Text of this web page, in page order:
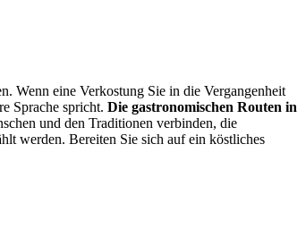
Wenn eine Verkostung Sie in die Vergangenheit
Sprache spricht. Die gastronomischen Routen in
und den Traditionen verbinden, die
werden. Bereiten Sie sich auf ein köstliches